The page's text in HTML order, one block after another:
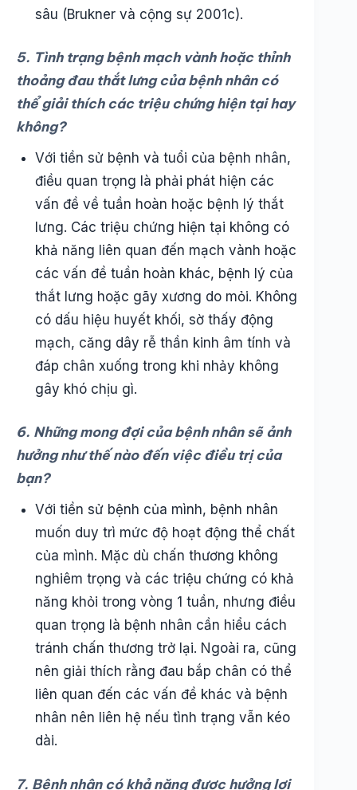
sâu (Brukner và cộng sự 2001c).
5. Tình trạng bệnh mạch vành hoặc thỉnh
thoảng đau thắt lưng của bệnh nhân có
thể giải thích các triệu chứng hiện tại hay
không?
Với tiền sử bệnh và tuổi của bệnh nhân,
điều quan trọng là phải phát hiện các
vấn đề về tuần hoàn hoặc bệnh lý thắt
lưng. Các triệu chứng hiện tại không có
khả năng liên quan đến mạch vành hoặc
các vấn đề tuần hoàn khác, bệnh lý của
thắt lưng hoặc gãy xương do mỏi. Không
có dấu hiệu huyết khối, sờ thấy động
mạch, căng dây rễ thần kinh âm tính và
đáp chân xuống trong khi nhảy không
gây khó chịu gì.
6. Những mong đợi của bệnh nhân sẽ ảnh
hưởng như thế nào đến việc điều trị của
bạn?
Với tiền sử bệnh của mình, bệnh nhân
muốn duy trì mức độ hoạt động thể chất
của mình. Mặc dù chấn thương không
nghiêm trọng và các triệu chứng có khả
năng khỏi trong vòng 1 tuần, nhưng điều
quan trọng là bệnh nhân cần hiểu cách
tránh chấn thương trở lại. Ngoài ra, cũng
nên giải thích rằng đau bắp chân có thể
liên quan đến các vấn đề khác và bệnh
nhân nên liên hệ nếu tình trạng vẫn kéo
dài.
7. Bệnh nhân có khả năng được hưởng lợi